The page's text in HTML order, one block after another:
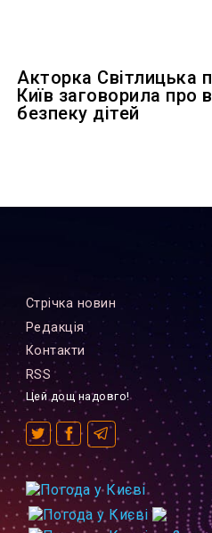
Акторка Світлицька
Київ заговорила про
безпеку дітей
Стрiчка новин
Редакцiя
Контакти
RSS
Цей дощ надовго!